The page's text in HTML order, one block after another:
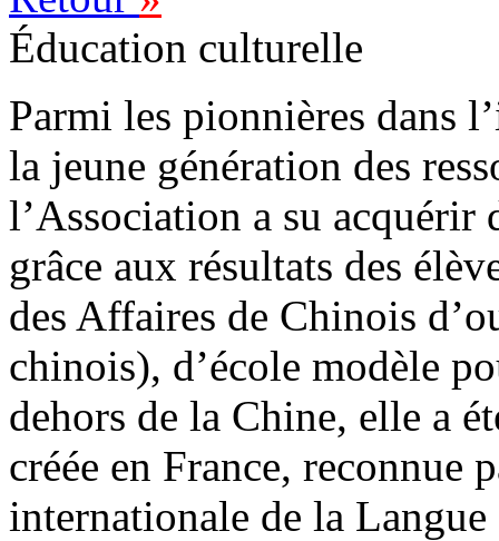
Éducation culturelle
Parmi les pionnières dans
la jeune génération des
l’Association a su acquérir
grâce aux résultats des
des Affaires de Chinois
chinois), d’école modèle
dehors de la Chine, elle a
créée en France, reconnue
internationale de la